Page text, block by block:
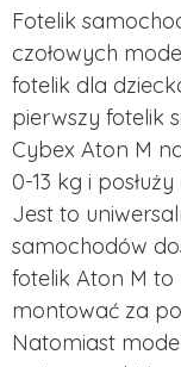
Fotelik
czołowych
fotelik dla
pierwszy fotelik
Cybex Aton M
0-13 kg i
Jest to
samochodów
fotelik Aton M
montować za
Natomiast